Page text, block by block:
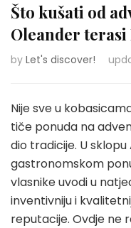
Što kušati od
Oleander terasi
by Let's discover!
Nije sve u
tiče ponuda na
dio tradicije. U
gastronomskom
vlasnike uvodi u
inventivniju i
reputacije. Ovdje ne